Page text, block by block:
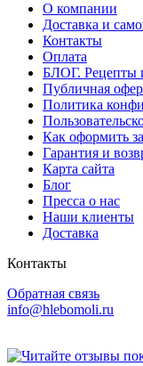
О компании
Доставка и
Контакты
Оплата
БЛОГ. Рецепты
Публичная
Политика
Как оформить
Гарантия и
Карта сайта
Блог
Пресса о нас
Наши клиенты
Доставка
Контакты
Обратная связь
info@hlebomoli.ru